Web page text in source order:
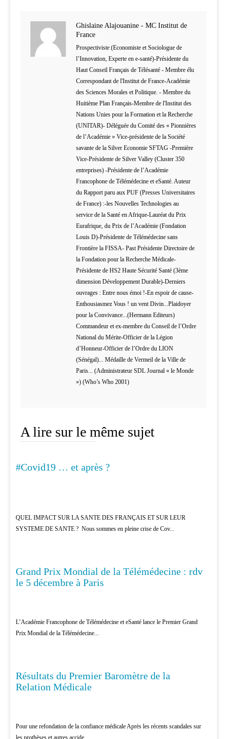
Ghislaine Alajouanine - MC Institut de
France
Prospectiviste (Economiste et Sociologue de
l’Innovation, Experte en e-santé)-Présidente du
Haut Conseil Français de Télésanté - Membre élu
Correspondant de l'Institut de France-Académie
des Sciences Morales et Politique. - Membre du
Huitième Plan Français-Membre de l'Institut des
Nations Unies pour la Formation et la Recherche
(UNITAR)- Déléguée du Comité des « Pionnières
de l’Académie » Vice-présidente de la Société
savante de la Silver Economie SFTAG -Première
Vice-Présidente de Silver Valley (Cluster 350
entreprises) -Présidente de l’Académie
Francophone de Télémédecine et eSanté. Auteur
du Rapport paru aux PUF (Presses Universitaires
de France) :-les Nouvelles Technologies au
service de la Santé en Afrique-Lauréat du Prix
Eurafrique, du Prix de l’Académie (Fondation
Louis D)-Présidente de Télémédecine sans
Frontière la FISSA- Past Présidente Directoire de
la Fondation pour la Recherche Médicale-
Présidente de HS2 Haute Sécurité Santé (3ème
dimension Développement Durable)-Derniers
ouvrages : Entre nous émoi !-En espoir de cause-
Enthousiasmez Vous ! un vent Divin...Plaidoyer
pour la Convivance...(Hermann Editeurs)
Commandeur et ex-membre du Conseil de l’Ordre
National du Mérite-Officier de la Légion
d’Honneur-Officier de l’Ordre du LION
(Sénégal)... Médaille de Vermeil de la Ville de
Paris... (Administrateur SDL Journal « le Monde
») (Who’s Who 2001)
A lire sur le même sujet
MÉDECINE
#Covid19 … et après ?
QUEL IMPACT SUR LA SANTE DES FRANÇAIS ET SUR LEUR
SYSTEME DE SANTE ? Nous sommes en pleine crise de Cov...
TÉLÉMÉDECINE
Grand Prix Mondial de la Télémédecine : rdv
le 5 décembre à Paris
L’Académie Francophone de Télémédecine et eSanté lance le Premier Grand
Prix Mondial de la Télémédecine...
PATIENTS
Résultats du Premier Baromètre de la
Relation Médicale
Pour une refondation de la confiance médicale Après les récents scandales sur
les prothèses et autres accide...